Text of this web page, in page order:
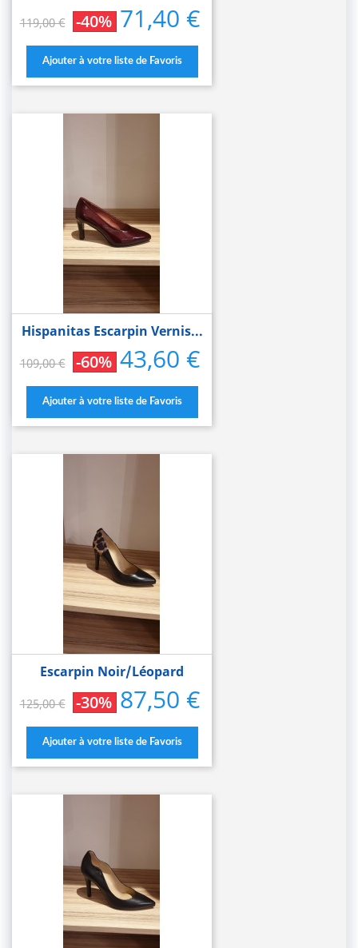
Prix
base
119,00 € -40% Prix
71,40 €
Ajouter à votre liste de Favoris
Hispanitas Escarpin Vernis...
Prix
base
109,00 € -60% Prix
43,60 €
Ajouter à votre liste de Favoris
Escarpin Noir/léopard
Prix
base
125,00 € -30% Prix
87,50 €
Ajouter à votre liste de Favoris